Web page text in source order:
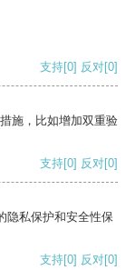
支持[0] 反对[0]
施，比如增加双重验
支持[0] 反对[0]
隐私保护和安全性保
支持[0] 反对[0]